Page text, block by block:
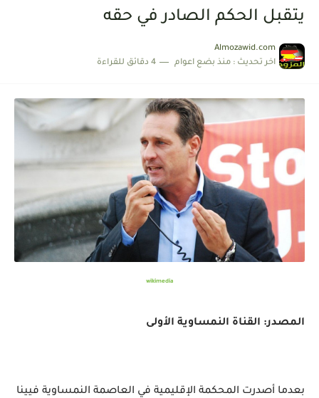
يتقبل الحكم الصادر في حقه
Almozawid.com
اخر تحديث : منذ بضع اعوام 4 دقائق للقراءة
wikimedia
المصدر: القناة النمساوية الأولى
بعدما أصدرت المحكمة الإقليمية في العاصمة النمساوية فيينا